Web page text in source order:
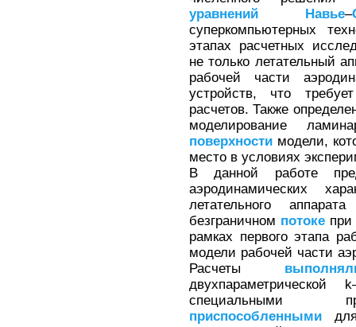
уравнений
Навье–
суперкомпьютерных
этапах расчетных
не только летательный
рабочей части
устройств, что
расчетов. Также
моделирование
поверхности модели,
место в условиях
В данной работе
аэродинамических
летательного
безграничном потоке при
рамках первого этапа
модели рабочей части
Расчеты
специальными
приспособленными